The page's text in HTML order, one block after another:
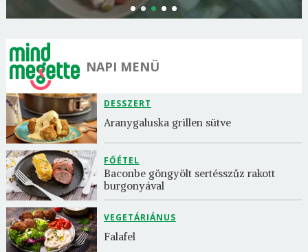
NAPI MENÜ
DESSZERT
Aranygaluska grillen sütve
FŐÉTEL
Baconbe göngyölt sertésszűz rakott
burgonyával
VEGETÁRIÁNUS
Falafel